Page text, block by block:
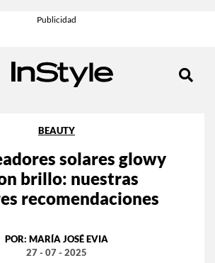
BEAUTY
solares glowy
brillo: nuestras
recomendaciones
POR: MARÍA JOSÉ EVIA
27 - 07 - 2025